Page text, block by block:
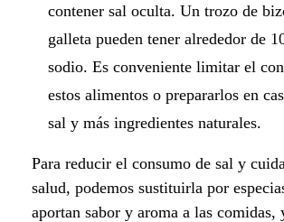
contener sal oculta. Un trozo de
galleta pueden tener alrededor de
sodio. Es conveniente limitar el
estos alimentos o prepararlos en
sal y más ingredientes naturales.
Para reducir el consumo de sal y
salud, podemos sustituirla por
aportan sabor y aroma a las comidas,